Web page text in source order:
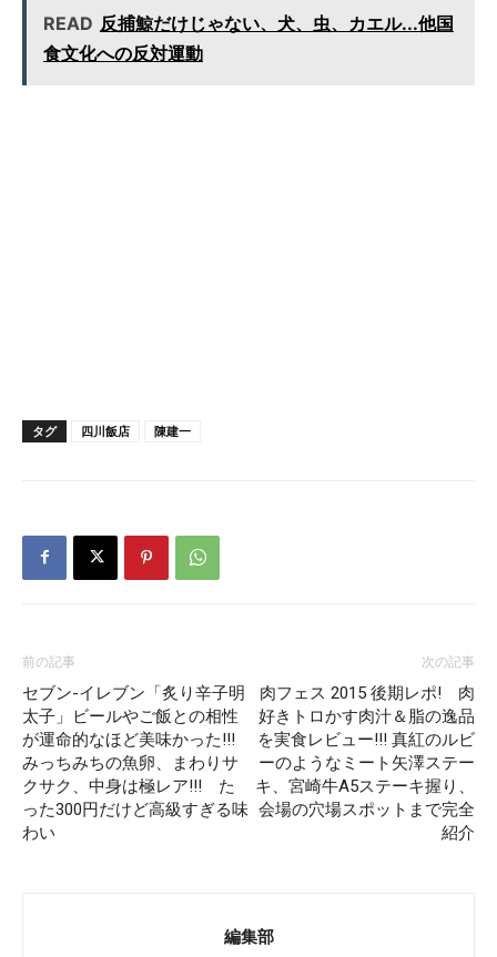
READ 反捕鯨だけじゃない、犬、虫、カエル...他国
食文化への反対運動
タグ 四川飯店 陳建一
前の記事
セブン-イレブン「炙り辛子明
太子」ビールやご飯との相性
が運命的なほど美味かった!!!
みっちみちの魚卵、まわりサ
クサク、中身は極レア!!! た
った300円だけど高級すぎる味
わい
次の記事
肉フェス 2015 後期レポ! 肉
好きトロかす肉汁＆脂の逸品
を実食レビュー!!! 真紅のルビ
ーのようなミート矢澤ステー
キ、宮崎牛A5ステーキ握り、
会場の穴場スポットまで完全
紹介
編集部